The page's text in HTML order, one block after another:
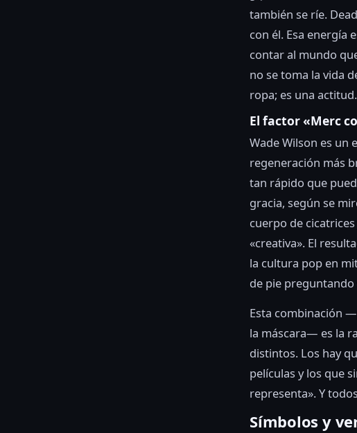
también se ríe.
con él. Esa energía
contar al mundo
no se toma la vida
ropa; es una actitud.
El factor «Merc
Wade Wilson es un
regeneración más
tan rápido que
gracia, según se
cuerpo de
«creativa». El
la cultura pop en
de pie
Esta combinación
la máscara— es la
distintos. Los hay
películas y los que
representa». Y
Símbolos y